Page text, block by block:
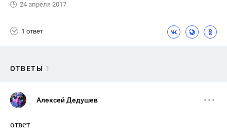
24 апреля 2017
1 ответ
ОТВЕТЫ 1
Алексей Дедушев
ответ